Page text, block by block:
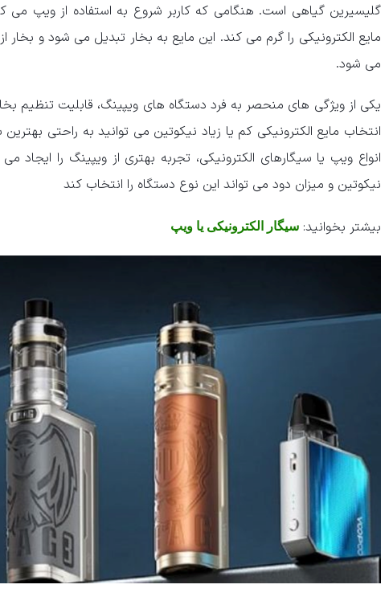
گلیسیرین گیاهی است. هنگامی که کاربر شروع به استفاده از ویپ
مایع الکترونیکی را گرم می کند. این مایع به بخار تبدیل می شود و بخار
می شود.
یکی از ویژگی های منحصر به فرد دستگاه های ویپینگ، قابلیت تنظیم
انتخاب مایع الکترونیکی کم یا زیاد نیکوتین می توانید به راحتی بهترین
انواع ویپ یا سیگارهای الکترونیکی، تجربه بهتری از ویپینگ را ایجاد
نیکوتین و میزان دود می تواند این نوع دستگاه را انتخاب کند
بیشتر بخوانید: سیگار الکترونیکی یا ویپ